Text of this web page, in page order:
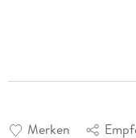
Merken